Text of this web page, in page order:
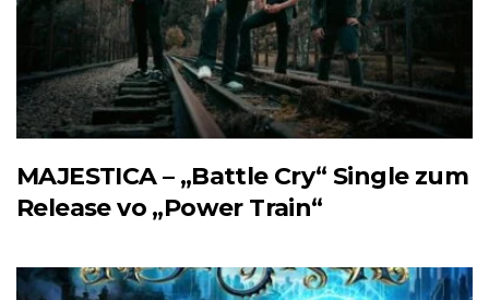
MAJESTICA – „Battle Cry“ Single zum
Release vo „Power Train“